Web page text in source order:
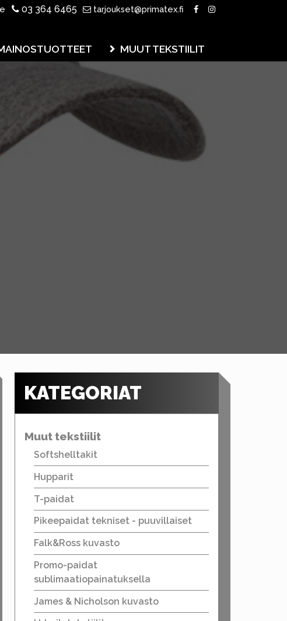
03 364 6465 tarjoukset@primatex.fi
MUUT TEKSTIILIT
KATEGORIAT
Muut tekstiilit
Softshelltakit
Hupparit
T-paidat
Pikeepaidat tekniset - puuvillaiset
Falk&Ross kuvasto
Promo-paidat
sublimaatiopainatuksella
James & Nicholson kuvasto